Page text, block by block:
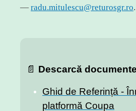
— radu.mitulescu@returosgr.ro.
📄 Descarcă
Ghid de Referință -
platformă Coupa